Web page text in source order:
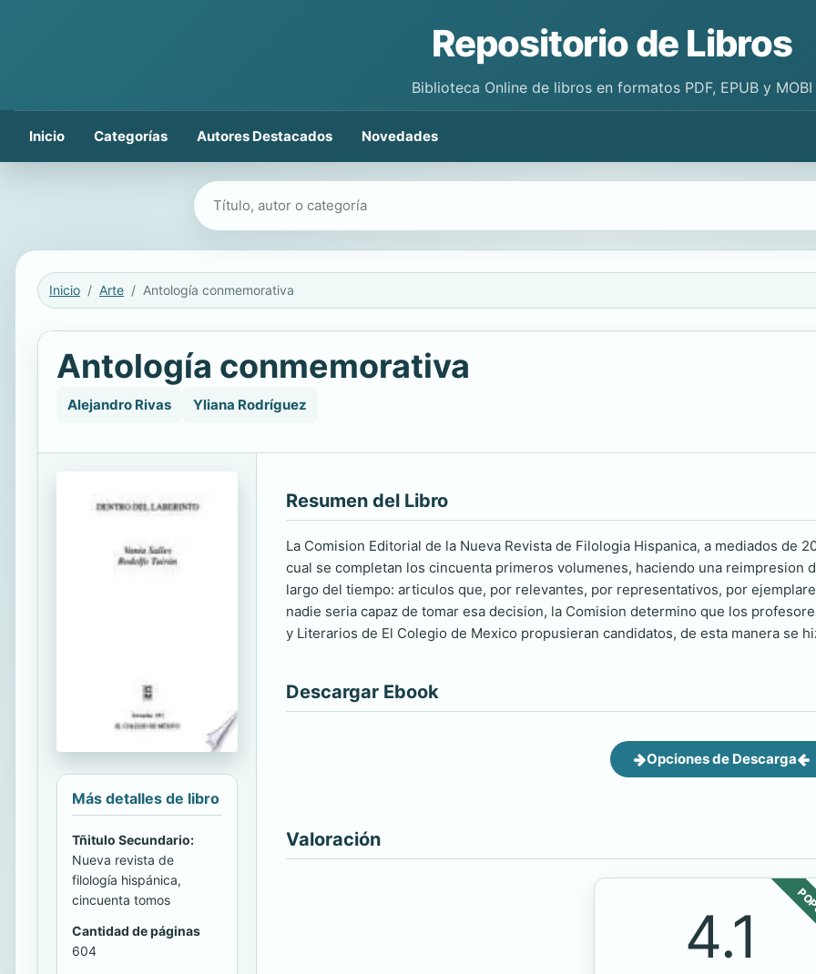
Repositorio de Libros
Biblioteca Online de libros en formatos PDF, EPUB y MOBI
Inicio Categorías Autores Destacados Novedades
Buscar libros
Inicio Arte Antología conmemorativa
Antología conmemorativa
Alejandro Rivas Yliana Rodríguez
Más detalles de libro
Tñitulo Secundario:
Nueva revista de
filología hispánica,
cincuenta tomos
Cantidad de páginas
604
Resumen del Libro
La Comision Editorial de la Nueva Revista de Filologia Hispanica, a mediados de
cual se completan los cincuenta primeros volumenes, haciendo una reimpresion
largo del tiempo: articulos que, por relevantes, por representativos, por
nadie seria capaz de tomar esa decision, la Comision determino que los
y Literarios de El Colegio de Mexico propusieran candidatos, de esta manera se
Descargar Ebook
Opciones de Descarga
Valoración
4.1